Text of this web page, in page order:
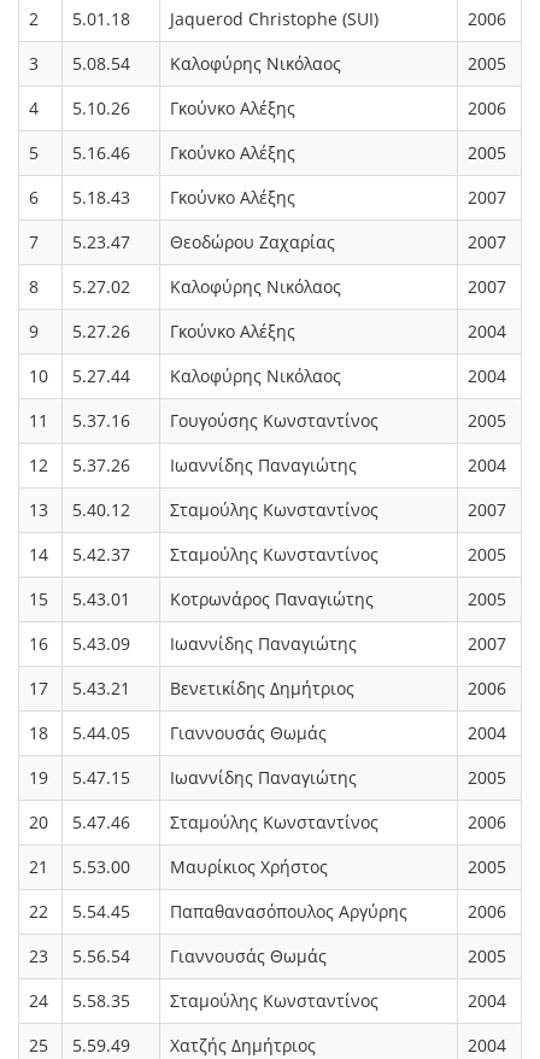
2 5.01.18 Jaquerod Christophe (SUI)
2006
3
5.08.54 Καλοφύρης Νικόλαος
2005
4
5.10.26 Γκούνκο Αλέξης
2006
5
5.16.46 Γκούνκο Αλέξης
2005
6
5.18.43 Γκούνκο Αλέξης
2007
7
5.23.47 Θεοδώρου Ζαχαρίας
2007
8
5.27.02 Καλοφύρης Νικόλαος
2007
9
5.27.26 Γκούνκο Αλέξης
2004
10
5.27.44 Καλοφύρης Νικόλαος
2004
11
5.37.16 Γουγούσης Κωνσταντίνος
2005
12
5.37.26 Ιωαννίδης Παναγιώτης
2004
13
5.40.12 Σταμούλης Κωνσταντίνος
2007
14
5.42.37 Σταμούλης Κωνσταντίνος
2005
15
5.43.01 Κοτρωνάρος Παναγιώτης
2005
16
5.43.09 Ιωαννίδης Παναγιώτης
2007
17
5.43.21 Βενετικίδης Δημήτριος
2006
18
5.44.05 Γιαννουσάς Θωμάς
2004
19
5.47.15 Ιωαννίδης Παναγιώτης
2005
20
5.47.46 Σταμούλης Κωνσταντίνος
2006
21
5.53.00 Μαυρίκιος Χρήστος
2005
22
5.54.45 Παπαθανασόπουλος Αργύρης
2006
23
5.56.54 Γιαννουσάς Θωμάς
2005
24
5.58.35 Σταμούλης Κωνσταντίνος
2004
25
5.59.49 Χατζής Δημήτριος 2004